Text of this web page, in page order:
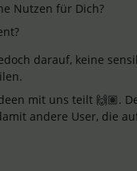
Nutzen für Dich?
darauf, keine
mit uns teilt 🙌🏽.
andere User, die